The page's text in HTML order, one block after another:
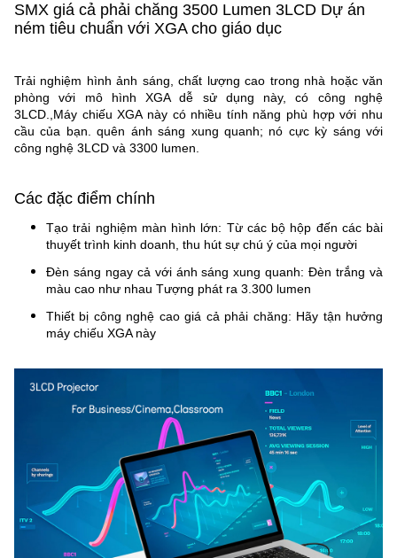
SMX giá cả phải chăng 3500 Lumen 3LCD Dự án
ném tiêu chuẩn với XGA cho giáo dục
Trải nghiệm hình ảnh sáng, chất lượng cao trong nhà hoặc văn
phòng với mô hình XGA dễ sử dụng này, có công nghệ
3LCD.,Máy chiếu XGA này có nhiều tính năng phù hợp với nhu
cầu của bạn. quên ánh sáng xung quanh; nó cực kỳ sáng với
công nghệ 3LCD và 3300 lumen.
Các đặc điểm chính
Tạo trải nghiệm màn hình lớn: Từ các bộ hộp đến các bài
thuyết trình kinh doanh, thu hút sự chú ý của mọi người
Đèn sáng ngay cả với ánh sáng xung quanh: Đèn trắng và
màu cao như nhau Tượng phát ra 3.300 lumen
Thiết bị công nghệ cao giá cả phải chăng: Hãy tận hưởng
máy chiếu XGA này